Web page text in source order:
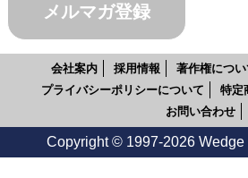
メルマガ登録
会社案内 採用情報 著作権につい
プライバシーポリシーについて
特定
お問い合わせ
Copyright © 1997-2026 Wedge